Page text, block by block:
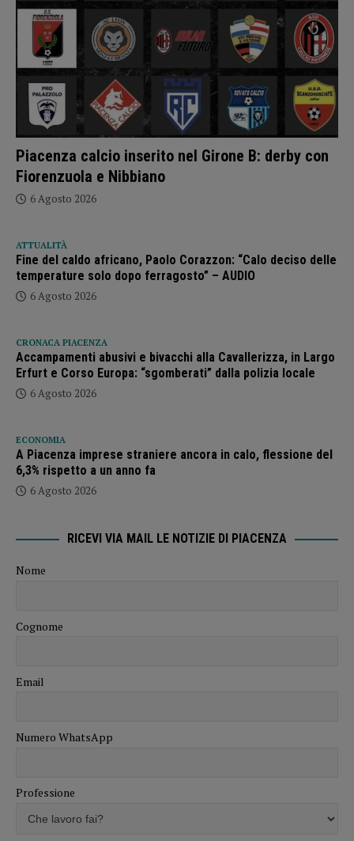
Piacenza calcio inserito nel Girone B: derby con
Fiorenzuola e Nibbiano
6 Agosto 2026
ATTUALITÀ
Fine del caldo africano, Paolo Corazzon: “Calo deciso delle
temperature solo dopo ferragosto” – AUDIO
6 Agosto 2026
CRONACA PIACENZA
Accampamenti abusivi e bivacchi alla Cavallerizza, in Largo
Erfurt e Corso Europa: “sgomberati” dalla polizia locale
6 Agosto 2026
ECONOMIA
A Piacenza imprese straniere ancora in calo, flessione del
6,3% rispetto a un anno fa
6 Agosto 2026
RICEVI VIA MAIL LE NOTIZIE DI PIACENZA
Nome
Cognome
Email
Numero WhatsApp
Professione